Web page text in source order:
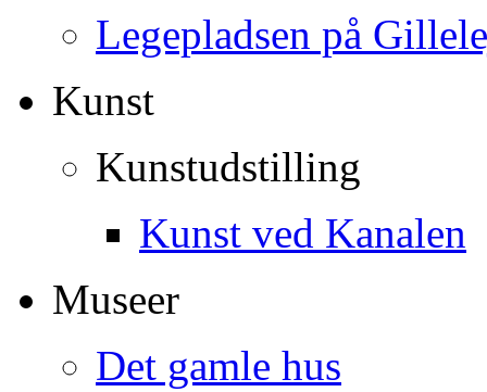
Legepladsen på
Kunst
Kunstudstilling
Kunst ved Kanalen
Museer
Det gamle hus